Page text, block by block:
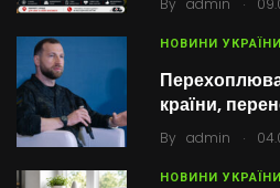
By admin
НОВИНИ УКРАЇНИ
країни,
By admin .
НОВИНИ УКРАЇНИ